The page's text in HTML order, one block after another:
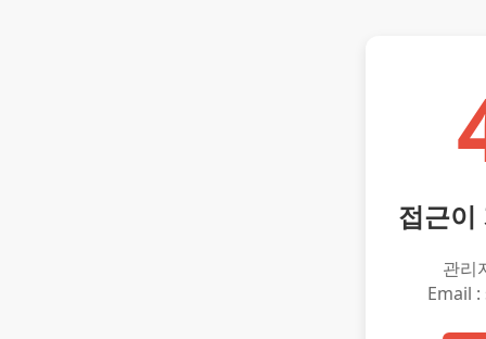
접근이
관리
Email